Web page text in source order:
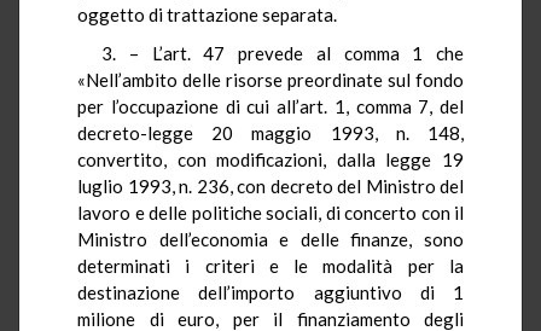
oggetto di trattazione separata.
3. – L’art. 47 prevede al comma 1 che
«Nell’ambito delle risorse preordinate sul fondo
per l’occupazione di cui all’art. 1, comma 7, del
decreto-legge 20 maggio 1993, n. 148,
convertito, con modificazioni, dalla legge 19
luglio 1993, n. 236, con decreto del Ministro del
lavoro e delle politiche sociali, di concerto con il
Ministro dell’economia e delle finanze, sono
determinati i criteri e le modalità per la
destinazione dell’importo aggiuntivo di 1
milione di euro, per il finanziamento degli